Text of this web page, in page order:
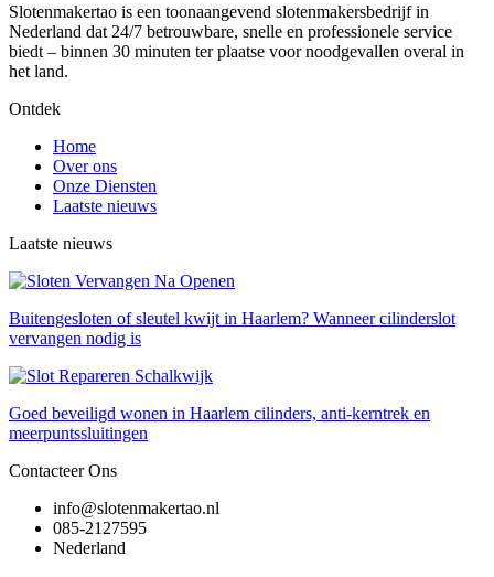
Slotenmakertao is een toonaangevend slotenmakersbedrijf in
Nederland dat 24/7 betrouwbare, snelle en professionele service
biedt – binnen 30 minuten ter plaatse voor noodgevallen overal in
het land.
Ontdek
Home
Over ons
Onze Diensten
Laatste nieuws
Laatste nieuws
Buitengesloten of sleutel kwijt in Haarlem? Wanneer cilinderslot
vervangen nodig is
Goed beveiligd wonen in Haarlem cilinders, anti-kerntrek en
meerpuntssluitingen
Contacteer Ons
info@slotenmakertao.nl
085-2127595
Nederland